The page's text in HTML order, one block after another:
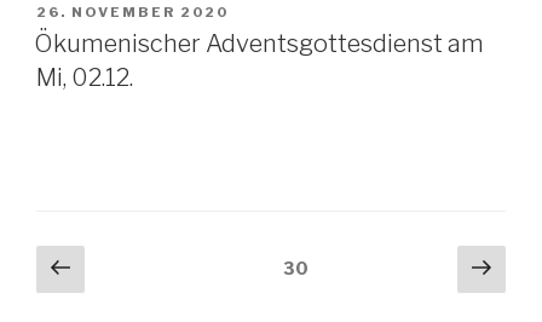
VERÖFFENTLICHT
AM
26. NOVEMBER 2020
Ökumenischer Adventsgottesdienst am
Mi, 02.12.
Seitennummerierung
der
Vorherige
Seite
Seite30